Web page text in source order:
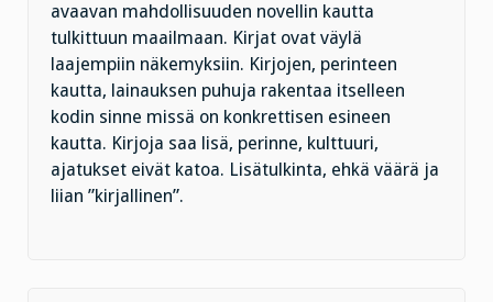
avaavan mahdollisuuden novellin kautta
tulkittuun maailmaan. Kirjat ovat väylä
laajempiin näkemyksiin. Kirjojen, perinteen
kautta, lainauksen puhuja rakentaa itselleen
kodin sinne missä on konkrettisen esineen
kautta. Kirjoja saa lisä, perinne, kulttuuri,
ajatukset eivät katoa. Lisätulkinta, ehkä väärä ja
liian ”kirjallinen”.